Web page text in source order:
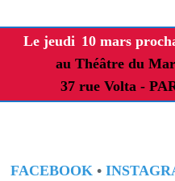
Le jeudi 10 mars
au Théâtre du
37 rue Volta -
FACEBOOK •